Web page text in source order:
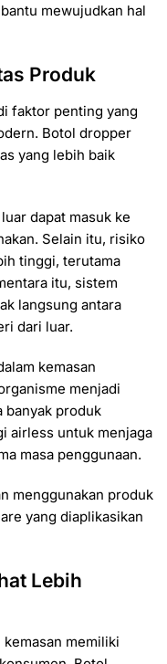
mewujudkan hal
Produk
faktor penting yang
Botol dropper
yang lebih baik
dapat masuk ke
Selain itu, risiko
tinggi, terutama
itu, sistem
langsung antara
dari luar.
kemasan
menjadi
banyak produk
airless untuk menjaga
masa penggunaan.
menggunakan produk
yang diaplikasikan
Lebih
memiliki